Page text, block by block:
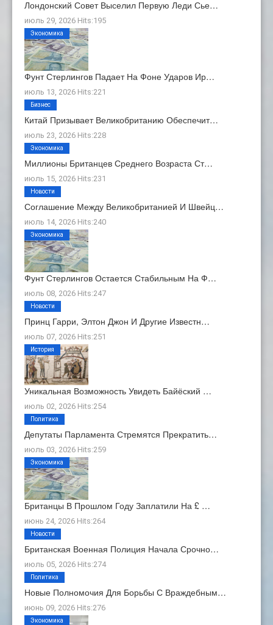
Лондонский Совет Выселил Первую Леди Сье…
июль 29, 2026 Hits:195
Фунт Стерлингов Падает На Фоне Ударов Ир…
июль 13, 2026 Hits:221
Экономика
Китай Призывает Великобританию Обеспечит…
июль 23, 2026 Hits:228
Бизнес
Миллионы Британцев Среднего Возраста Ст…
июль 15, 2026 Hits:231
Экономика
Соглашение Между Великобританией И Швейц…
июль 14, 2026 Hits:240
Новости
Фунт Стерлингов Остается Стабильным На Ф…
июль 08, 2026 Hits:247
Экономика
Принц Гарри, Элтон Джон И Другие Известн…
июль 07, 2026 Hits:251
Новости
Уникальная Возможность Увидеть Байёский …
июль 02, 2026 Hits:254
История
Депутаты Парламента Стремятся Прекратить…
июль 03, 2026 Hits:259
Политика
Британцы В Прошлом Году Заплатили На £ …
июнь 24, 2026 Hits:264
Экономика
Британская Военная Полиция Начала Срочно…
июль 05, 2026 Hits:274
Новости
Новые Полномочия Для Борьбы С Враждебным…
июнь 09, 2026 Hits:276
Политика
Экономика